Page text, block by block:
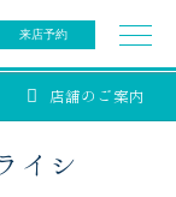
来店予約
店舗のご案内
5222
イシ